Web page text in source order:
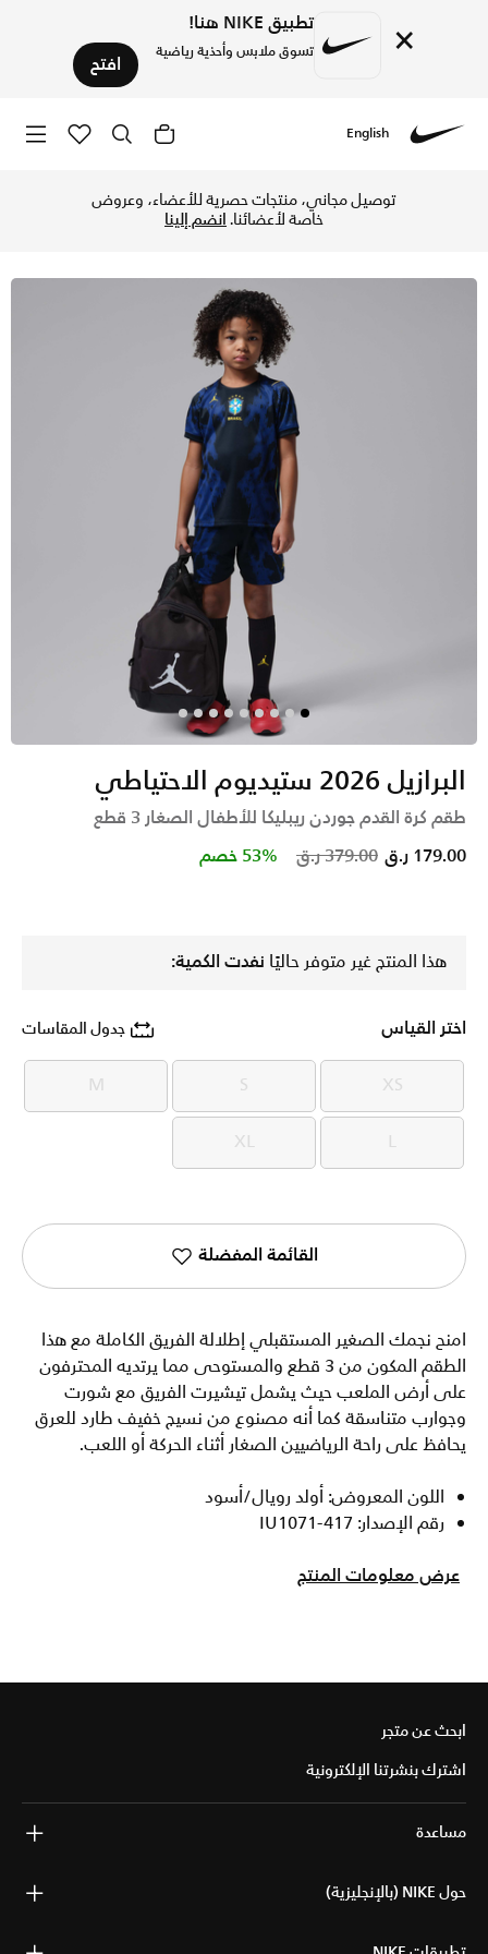
× تطبيق NIKE هنا!
تسوق ملابس وأحذية رياضية افتح
English
توصيل مجاني، منتجات حصرية للأعضاء، وعروض
خاصة لأعضائنا.انضم إلينا
البرازيل 2026 ستيديوم الاحتياطي
طقم كرة القدم جوردن ريبليكا للأطفال الصغار 3 قطع
Price reduced from
379.00 ر.ق to 179.00 ر.ق 53% خصم
هذا المنتج غير متوفر حاليًا نفدت الكمية:
اختر القياس جدول المقاسات
XS
XS
S
S
M
M
L
L
XL
XL
القائمة المفضلة
امنح نجمك الصغير المستقبلي إطلالة الفريق الكاملة مع هذا
الطقم المكون من 3 قطع والمستوحى مما يرتديه المحترفون
على أرض الملعب حيث يشمل تيشيرت الفريق مع شورت
وجوارب متناسقة كما أنه مصنوع من نسيج خفيف طارد للعرق
يحافظ على راحة الرياضيين الصغار أثناء الحركة أو اللعب.
اللون المعروض: أولد رويال/أسود
رقم الإصدار: IU1071-417
عرض معلومات المنتج
ابحث عن متجر
اشترك بنشرتنا الإلكترونية
مساعدة
حول NIKE (بالإنجليزية)